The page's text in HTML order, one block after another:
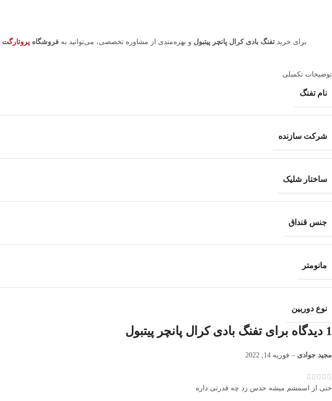
برای خرید تفنگ بادی کرال پانچر پیتبول و بهره‌مندی از مشاوره تخصصی، می‌توانید به فروشگاه پروتارگت
توضیحات تکمیلی
نام تفنگ
شرکت سازنده
ساختار شلیک
جنس قنداق
مانومتر
نوع دوربین
1 دیدگاه برای تفنگ بادی کرال پانچر پیتبول
مجید جوادی – فوریه 14, 2022
حتی از اسمشم میشه حدس زد چه قدرتی داره